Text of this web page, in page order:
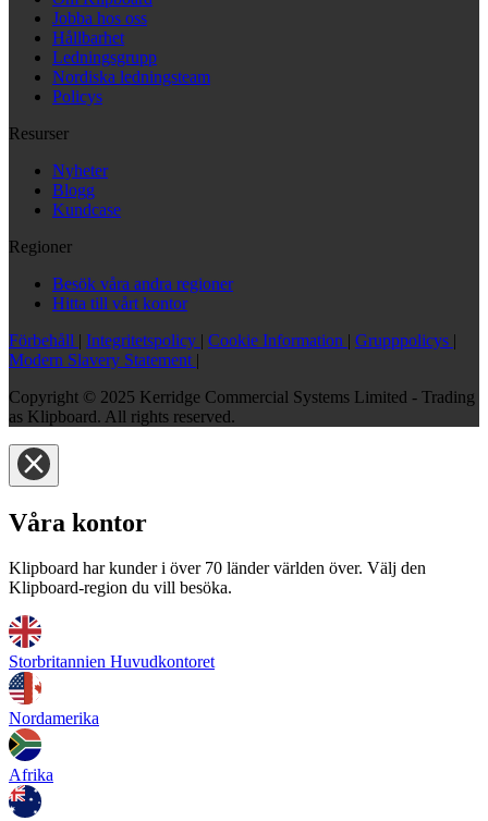
Jobba hos oss
Hållbarhet
Ledningsgrupp
Nordiska ledningsteam
Policys
Resurser
Nyheter
Blogg
Kundcase
Regioner
Besök våra andra regioner
Hitta till vårt kontor
Förbehåll | Integritetspolicy | Cookie Information | Grupppolicys |
Modern Slavery Statement |
Copyright © 2025 Kerridge Commercial Systems Limited - Trading
as Klipboard. All rights reserved.
Våra kontor
Klipboard har kunder i över 70 länder världen över. Välj den
Klipboard-region du vill besöka.
Storbritannien Huvudkontoret
Nordamerika
Afrika